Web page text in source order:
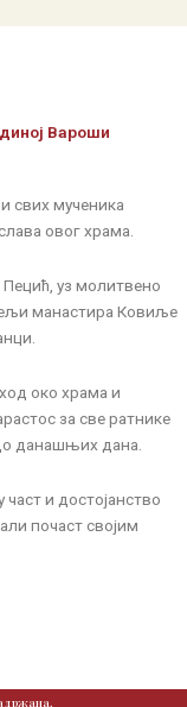
Вароши
свих мученика
овог храма.
Пецић, уз молитвено
манастира Ковиље
око храма и
за све ратнике
данашњих дана.
и достојанство
почаст својим